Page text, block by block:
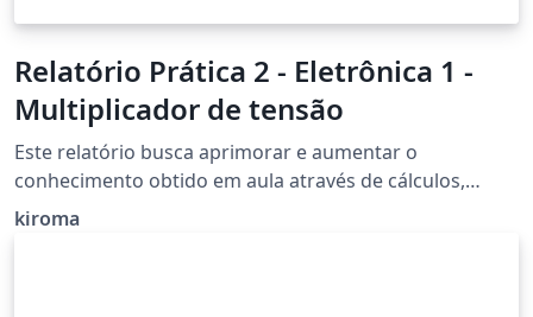
Relatório Prática 2 - Eletrônica 1 -
Multiplicador de tensão
Este relatório busca aprimorar e aumentar o
conhecimento obtido em aula através de cálculos,
simulações, montagens e testes de circuitos
kiroma